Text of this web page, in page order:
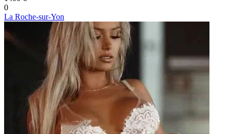
0
La Roche-sur-Yon